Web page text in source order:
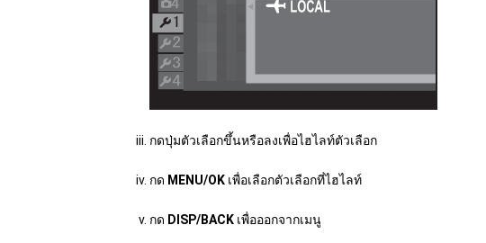
กดปุ่มตัวเลือกขึ้นหรือลงเพื่อไฮไลท์ตัวเลือก
กด MENU/OK เพื่อเลือกตัวเลือกที่ไฮไลท์
กด DISP/BACK เพื่อออกจากเมนู